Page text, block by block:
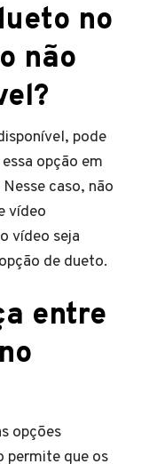
no
não
pode
opção em
caso, não
vídeo
vídeo seja
de dueto.
entre
opções
permite que os